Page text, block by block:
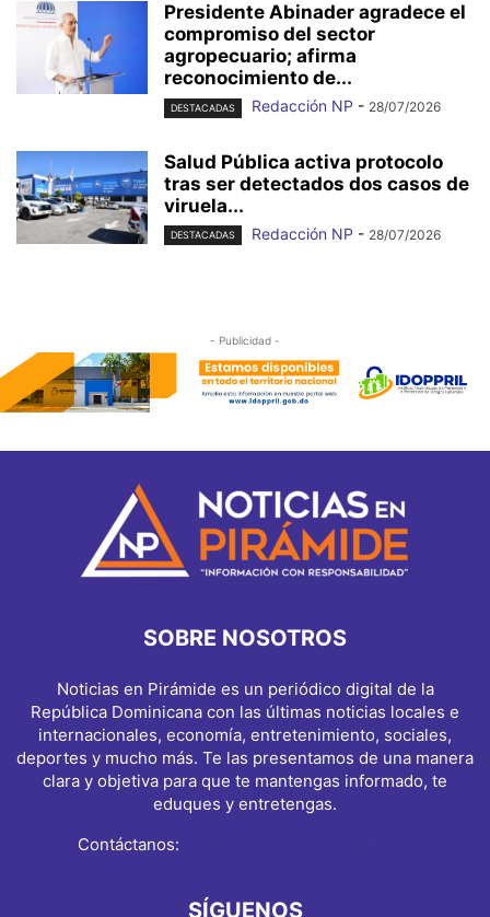
Presidente Abinader agradece el
compromiso del sector
agropecuario; afirma
reconocimiento de...
DESTACADAS Redacción NP - 28/07/2026
Salud Pública activa protocolo
tras ser detectados dos casos de
viruela...
DESTACADAS Redacción NP - 28/07/2026
- Publicidad -
SOBRE NOSOTROS
Noticias en Pirámide es un periódico digital de la
República Dominicana con las últimas noticias locales e
internacionales, economía, entretenimiento, sociales,
deportes y mucho más. Te las presentamos de una manera
clara y objetiva para que te mantengas informado, te
eduques y entretengas.
Contáctanos:
SÍGUENOS